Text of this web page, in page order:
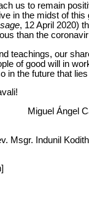
us to remain
in the midst of
, 12 April 2020)
than the
teachings, our
of good will in
in the future that
Miguel Ángel
Msgr. Indunil